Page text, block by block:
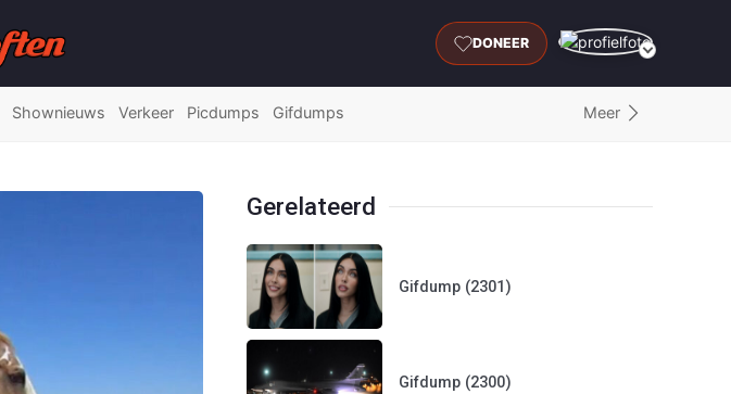
DONEER
Shownieuws Verkeer Picdumps Gifdumps Meer
Gerelateerd
Gifdump (2301)
Gifdump (2300)